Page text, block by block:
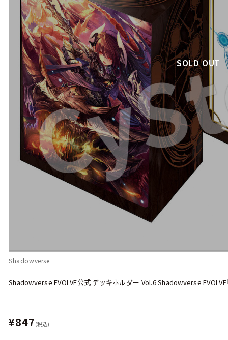
SOLD OUT
Shadowverse
Shadowverse EVOLVE公式 デッキホルダー Vol.6 Shadowverse EVOLVE
¥847 (税込)